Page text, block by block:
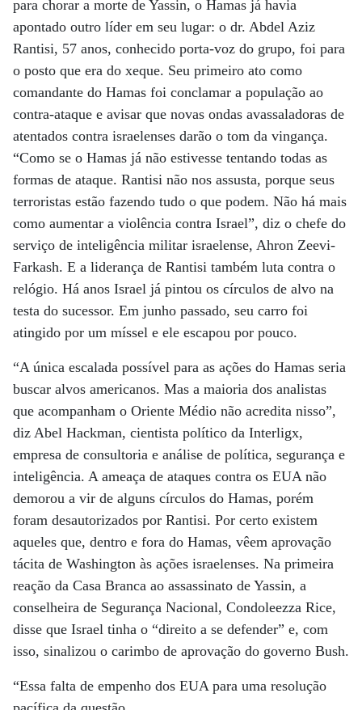
para chorar a morte de Yassin, o Hamas já havia
apontado outro líder em seu lugar: o dr. Abdel Aziz
Rantisi, 57 anos, conhecido porta-voz do grupo, foi para
o posto que era do xeque. Seu primeiro ato como
comandante do Hamas foi conclamar a população ao
contra-ataque e avisar que novas ondas avassaladoras de
atentados contra israelenses darão o tom da vingança.
“Como se o Hamas já não estivesse tentando todas as
formas de ataque. Rantisi não nos assusta, porque seus
terroristas estão fazendo tudo o que podem. Não há mais
como aumentar a violência contra Israel”, diz o chefe do
serviço de inteligência militar israelense, Ahron Zeevi-
Farkash. E a liderança de Rantisi também luta contra o
relógio. Há anos Israel já pintou os círculos de alvo na
testa do sucessor. Em junho passado, seu carro foi
atingido por um míssel e ele escapou por pouco.
“A única escalada possível para as ações do Hamas seria
buscar alvos americanos. Mas a maioria dos analistas
que acompanham o Oriente Médio não acredita nisso”,
diz Abel Hackman, cientista político da Interligx,
empresa de consultoria e análise de política, segurança e
inteligência. A ameaça de ataques contra os EUA não
demorou a vir de alguns círculos do Hamas, porém
foram desautorizados por Rantisi. Por certo existem
aqueles que, dentro e fora do Hamas, vêem aprovação
tácita de Washington às ações israelenses. Na primeira
reação da Casa Branca ao assassinato de Yassin, a
conselheira de Segurança Nacional, Condoleezza Rice,
disse que Israel tinha o “direito a se defender” e, com
isso, sinalizou o carimbo de aprovação do governo Bush.
“Essa falta de empenho dos EUA para uma resolução